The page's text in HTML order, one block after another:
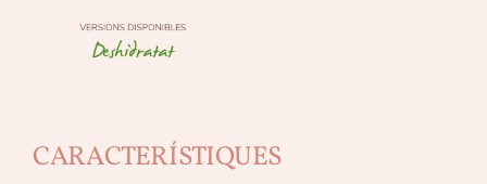
CARACTERÍSTIQUES